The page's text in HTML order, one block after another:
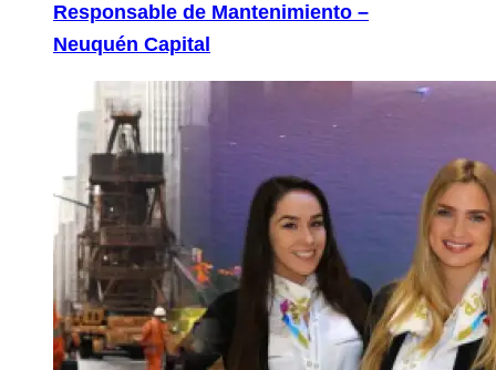
Responsable de Mantenimiento –
Neuquén Capital